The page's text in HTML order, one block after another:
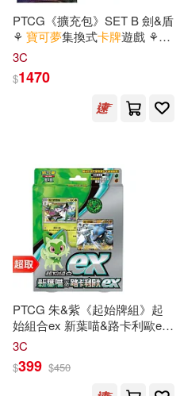
PTCG《擴充包》SET B 劍&盾
⚘ 寶可夢集換式卡牌遊戲 ⚘
Pokémon
3C
$1470
PTCG 朱&紫《起始牌組》起
始組合ex 新葉喵&路卡利歐ex
⚘寶可夢
3C
$399 $450